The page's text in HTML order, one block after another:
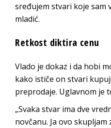
sređujem stvari koje sam
mladić.
Retkost diktira cenu
Vlado je dokaz i da hobi
kako ističe on stvari
preprodaje. Uglavnom je
„Svaka stvar ima dve
novčanu. Ja ovo